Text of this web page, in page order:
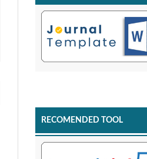
RECOMENDED TOOL